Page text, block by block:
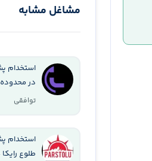
مشاغل مشابه
استخدام
در
توافقی
استخدام
طلوع